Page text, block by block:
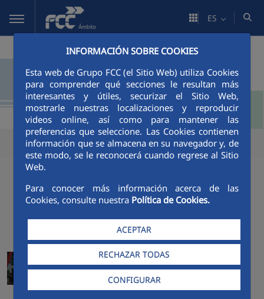
Saltar al contenido principal
INFORMACIÓN SOBRE COOKIES
Esta web de Grupo FCC (el Sitio Web) utiliza Cookies
para comprender qué secciones le resultan más
interesantes y útiles, securizar el Sitio Web,
mostrarle nuestras localizaciones y reproducir
videos online, así como para mantener las
preferencias que seleccione. Las Cookies contienen
información que se almacena en su navegador y, de
este modo, se le reconocerá cuando regrese al Sitio
Web.
Para conocer más información acerca de las
Cookies, consulte nuestra Política de Cookies.
ACEPTAR
RECHAZAR TODAS
CONFIGURAR
ES
ACTUALIDAD
FCC Ámbito se adjudica el
contrato de gestión integral de
residuos del Aeropuerto Adolfo
Suárez Madrid Barajas